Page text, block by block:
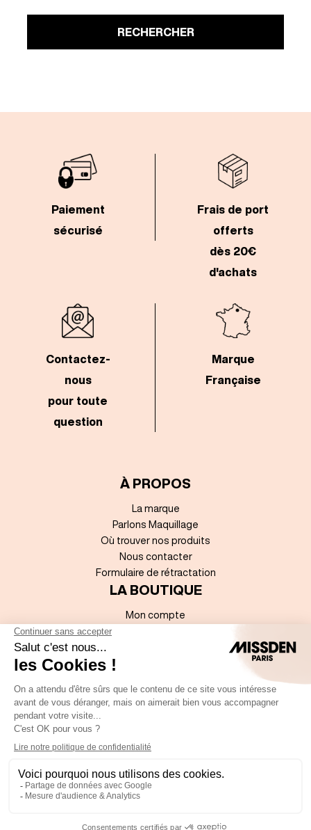
RECHERCHER
Paiement
sécurisé
Frais de port
offerts
dès 20€
d'achats
Contactez-
nous
pour toute
question
Marque
Française
À PROPOS
La marque
Parlons Maquillage
Où trouver nos produits
Nous contacter
Formulaire de rétractation
LA BOUTIQUE
Mon compte
Accessibilité numérique
Politique de données à caractère personnel
REJOIGNEZ-NOUS !